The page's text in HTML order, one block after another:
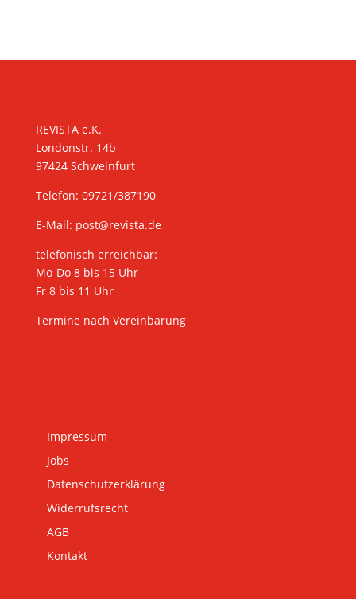
REVISTA e.K.
Londonstr. 14b
97424 Schweinfurt
Telefon: 09721/387190
E-Mail: post@revista.de
telefonisch erreichbar:
Mo-Do 8 bis 15 Uhr
Fr 8 bis 11 Uhr
Termine nach Vereinbarung
Impressum
Jobs
Datenschutzerklärung
Widerrufsrecht
AGB
Kontakt